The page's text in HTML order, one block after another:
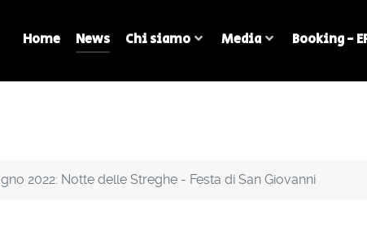
Home News Chi siamo Media Booking -
2022: Notte delle Streghe - Festa di San Giovanni